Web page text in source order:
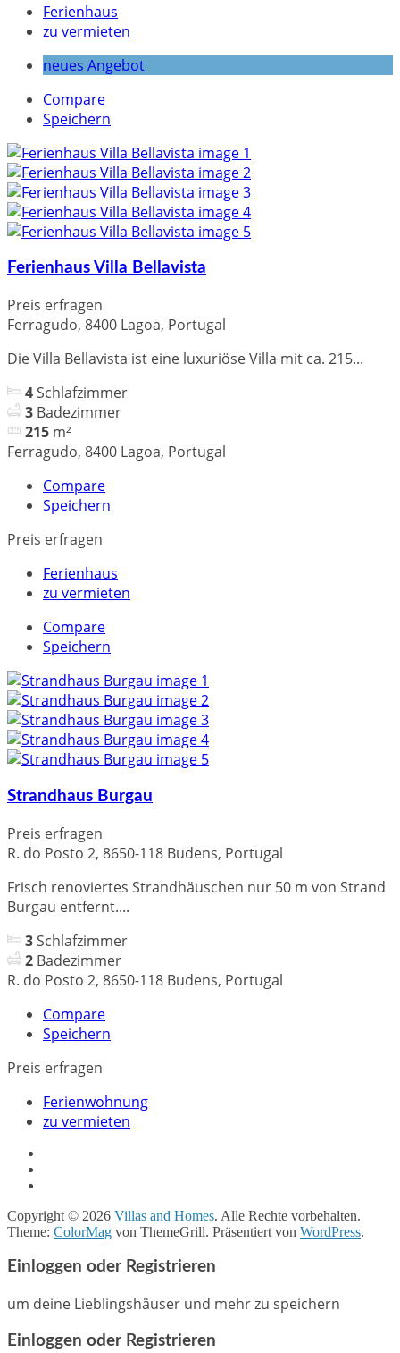
Ferienhaus
zu vermieten
neues Angebot
Compare
Speichern
Ferienhaus Villa Bellavista
Preis erfragen
Ferragudo, 8400 Lagoa, Portugal
Die Villa Bellavista ist eine luxuriöse Villa mit ca. 215...
4Schlafzimmer
3 Badezimmer
215 m²
Ferragudo, 8400 Lagoa, Portugal
Compare
Speichern
Preis erfragen
Ferienhaus
zu vermieten
Compare
Speichern
Strandhaus Burgau
Preis erfragen
R. do Posto 2, 8650-118 Budens, Portugal
Frisch renoviertes Strandhäuschen nur 50 m von Strand
Burgau entfernt....
3Schlafzimmer
2 Badezimmer
R. do Posto 2, 8650-118 Budens, Portugal
Compare
Speichern
Preis erfragen
Ferienwohnung
zu vermieten
Copyright © 2026 Villas and Homes. Alle Rechte vorbehalten.
Theme: ColorMag von ThemeGrill. Präsentiert von WordPress.
Einloggen oder Registrieren
um deine Lieblingshäuser und mehr zu speichern
Einloggen oder Registrieren